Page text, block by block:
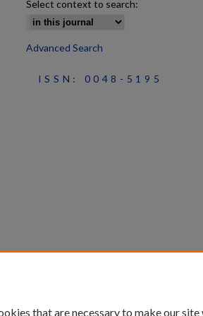
Select context to search:
Advanced Search
ISSN: 0048-5195
that are necessary to make our